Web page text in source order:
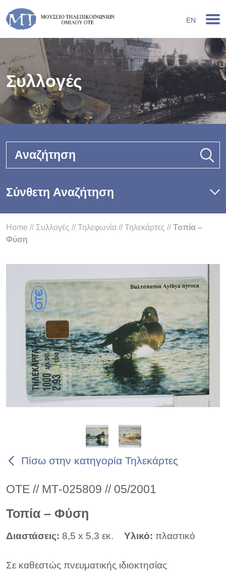
EN
Συλλογές
Αναζήτηση
Σύνθετη Αναζήτηση
Home // Συλλογές //Τηλεφωνία //Τηλεκάρτες //Τοπία –
Φύση
Πίσω στην κατηγορία Τηλεκάρτες
ΟΤΕ // ΜΤ-025809 // 05/2001
Τοπία – Φύση
Διαστάσεις: 8,5 x 5,3 εκ. Υλικό: πλαστικό
Σε καθεστώς πνευματικής ιδιοκτησίας